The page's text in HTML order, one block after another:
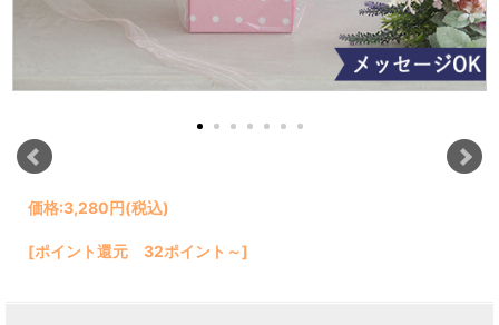
価格:3,280円(税込)
[ポイント還元 32ポイント～]